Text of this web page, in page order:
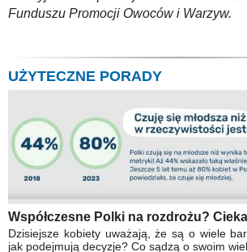
Funduszu Promocji Owoców i Warzyw.
UŻYTECZNE PORADY
Współczesne Polki na rozdrożu?
Dzisiejsze kobiety uważają, że są o wiele
jak podejmują decyzje? Co sądzą o swoim